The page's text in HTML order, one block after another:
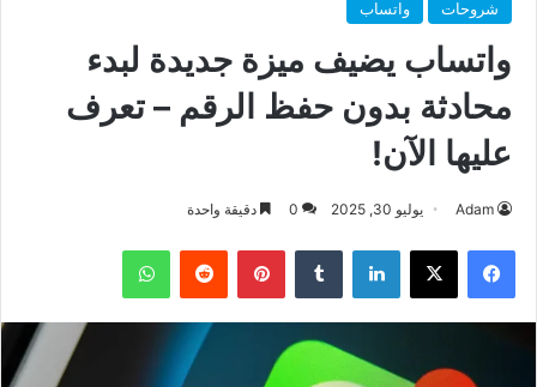
شروحات واتساب
واتساب يضيف ميزة جديدة لبدء
محادثة بدون حفظ الرقم – تعرف
عليها الآن!
Adam يوليو 30, 2025 0 دقيقة واحدة
فيسبوك ‫X لينكدإن بينتيريست واتساب